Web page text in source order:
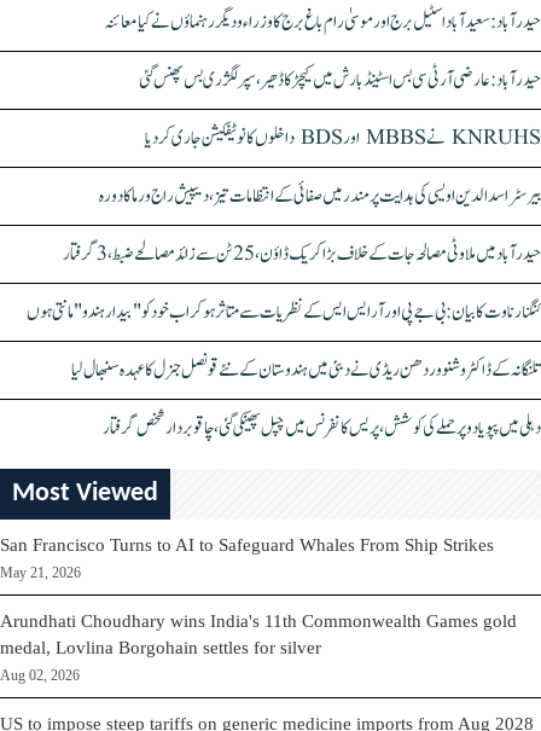
حیدرآباد: سعیدآباد اسٹیل برج اور موسیٰ رام باغ برج کا وزراء و دیگر رہنماؤں نے کیا معائنہ
حیدرآباد: عارضی آر ٹی سی بس اسٹینڈ بارش میں کیچڑ کا ڈھیر، سپر لگژری بس پھنس گئی
KNRUHS نے MBBS اور BDS داخلوں کا نوٹیفکیشن جاری کر دیا
بیرسٹر اسدالدین اویسی کی ہدایت پر مندر میں صفائی کے انتظامات تیز، دیپیش راج ورما کا دورہ
حیدرآباد میں ملاوٹی مصالحہ جات کے خلاف بڑا کریک ڈاؤن، 25 ٹن سے زائد مصالحے ضبط، 3 گرفتار
کنگنا رناوت کا بیان: بی جے پی اور آر ایس ایس کے نظریات سے متاثر ہو کر اب خود کو "بیدار ہندو" مانتی ہوں
تلنگانہ کے ڈاکٹر وشنو وردھن ریڈی نے دبئی میں ہندوستان کے نئے قونصل جنرل کا عہدہ سنبھال لیا
دہلی میں پپو یادو پر حملے کی کوشش، پریس کانفرنس میں چپل پھینکی گئی، چاقو بردار شخص گرفتار
Most Viewed
San Francisco Turns to AI to Safeguard Whales From Ship Strikes
May 21, 2026
Arundhati Choudhary wins India's 11th Commonwealth Games gold
medal, Lovlina Borgohain settles for silver
Aug 02, 2026
US to impose steep tariffs on generic medicine imports from Aug 2028